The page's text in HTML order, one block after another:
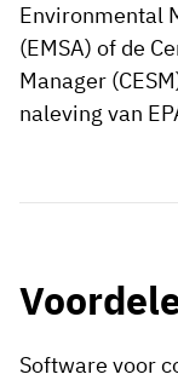
Environmental
(EMSA) of de
Manager
naleving van
Software voor